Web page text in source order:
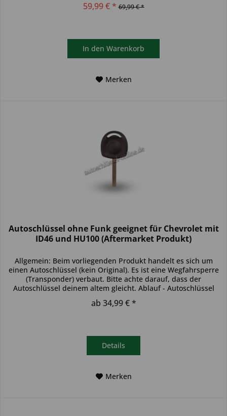
59,99 € * 69,99 € *
In den Warenkorb
Merken
Autoschlüssel ohne Funk geeignet für Chevrolet mit
ID46 und HU100 (Aftermarket Produkt)
Allgemein: Beim vorliegenden Produkt handelt es sich um
einen Autoschlüssel (kein Original). Es ist eine Wegfahrsperre
(Transponder) verbaut. Bitte achte darauf, dass der
Autoschlüssel deinem altem gleicht. Ablauf - Autoschlüssel
ab 34,99 € *
Details
Merken